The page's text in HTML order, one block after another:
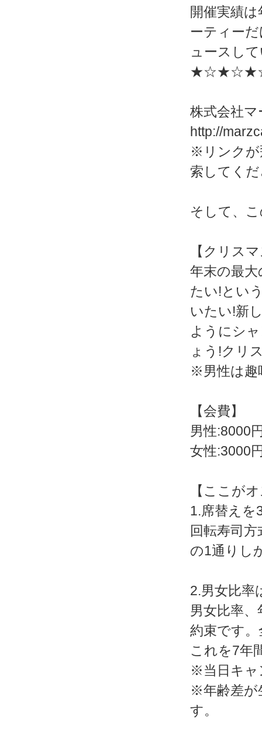
開催実績
ーティー
ュースし
株式会社
http://
※リンクが
索してく
そして、
【クリス
年末の最
たい!とい
いたい!新
ようにシ
ょう!クリ
※男性は趣
【会費】
男性:8000
女性:3000
【ここが
1.席替えを
回転寿司
の1通りし
2.男女比率
男女比率
約束です
これを7年
※当日キャ
※年齢差が
す。